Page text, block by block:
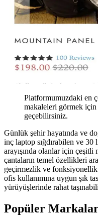
Platformumuzdaki en
makaleleri görmek
geçebilirsiniz.
Günlük şehir hayatında ve
inç laptop sığdırabilen ve 30
arayışında olanlar için çeşitli
çantaların temel özellikleri
geçirmezlik ve fonksiyonellik
ofis kullanımına uygun şık
yürüyüşlerinde rahat
Popüler